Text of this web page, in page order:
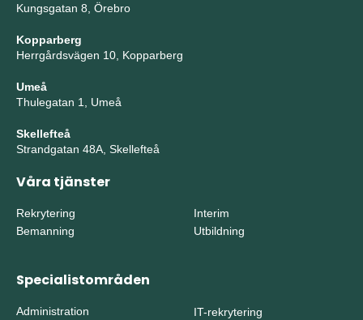
Kungsgatan 8, Örebro
Kopparberg
Herrgårdsvägen 10, Kopparberg
Umeå
Thulegatan 1, Umeå
Skellefteå
Strandgatan 48A, Skellefteå
Våra tjänster
Rekrytering
Bemanning
Interim
Utbildning
Specialistområden
Administration
IT-rekrytering